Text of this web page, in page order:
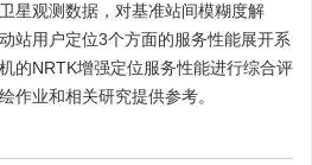
星观测数据，对基准站间模糊度解
站用户定位3个方面的服务性能展开系
的NRTK增强定位服务性能进行综合评
作业和相关研究提供参考。